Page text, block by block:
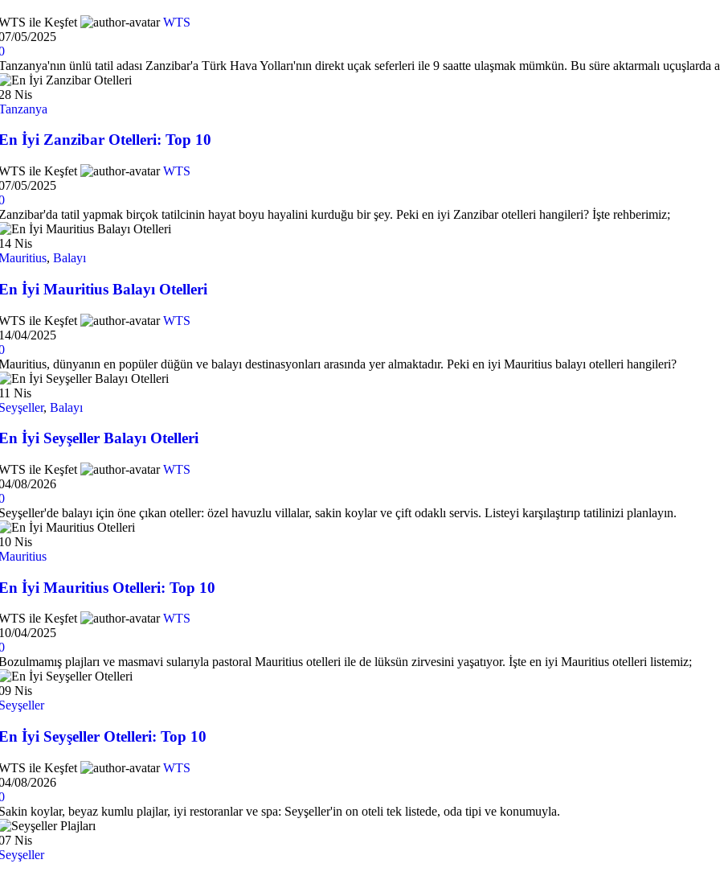
ile Keşfet
WTS
05/2025
ünlü tatil adası Zanzibar'a Türk Hava Yolları'nın direkt uçak seferleri ile 9 saatte ulaşmak mümkün. Bu süre aktarmalı uçuşlarda
Nis
İyi Zanzibar Otelleri: Top 10
ile Keşfet
WTS
05/2025
tatil yapmak birçok tatilcinin hayat boyu hayalini kurduğu bir şey. Peki en iyi Zanzibar otelleri hangileri? İşte rehberimiz;
Nis
, Balayı
İyi Mauritius Balayı Otelleri
ile Keşfet
WTS
04/2025
dünyanın en popüler düğün ve balayı destinasyonları arasında yer almaktadır. Peki en iyi Mauritius balayı otelleri hangileri?
Nis
, Balayı
İyi Seyşeller Balayı Otelleri
ile Keşfet
WTS
08/2026
balayı için öne çıkan oteller: özel havuzlu villalar, sakin koylar ve çift odaklı servis. Listeyi karşılaştırıp tatilinizi planlayın.
Nis
İyi Mauritius Otelleri: Top 10
ile Keşfet
WTS
04/2025
plajları ve masmavi sularıyla pastoral Mauritius otelleri ile de lüksün zirvesini yaşatıyor. İşte en iyi Mauritius otelleri listemiz;
Nis
İyi Seyşeller Otelleri: Top 10
ile Keşfet
WTS
08/2026
koylar, beyaz kumlu plajlar, iyi restoranlar ve spa: Seyşeller'in on oteli tek listede, oda tipi ve konumuyla.
Nis